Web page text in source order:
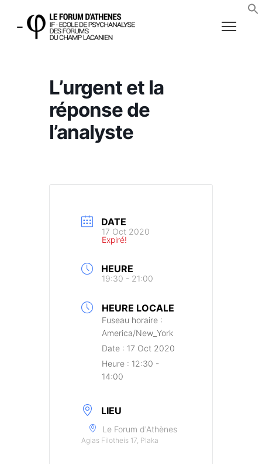
L’urgent et la
réponse de
l’analyste
DATE
17 Oct 2020
Expiré!
HEURE
19:30 - 21:00
HEURE LOCALE
Fuseau horaire :
America/New_York
Date : 17 Oct 2020
Heure : 12:30 -
14:00
LIEU
Le Forum d'Athènes
Agias Filotheis 17, Plaka